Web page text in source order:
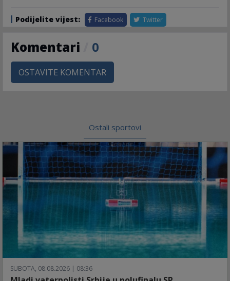
Podijelite vijest: Facebook Twitter
Komentari 0
OSTAVITE KOMENTAR
Ostali sportovi
SUBOTA, 08.08.2026 | 08:36